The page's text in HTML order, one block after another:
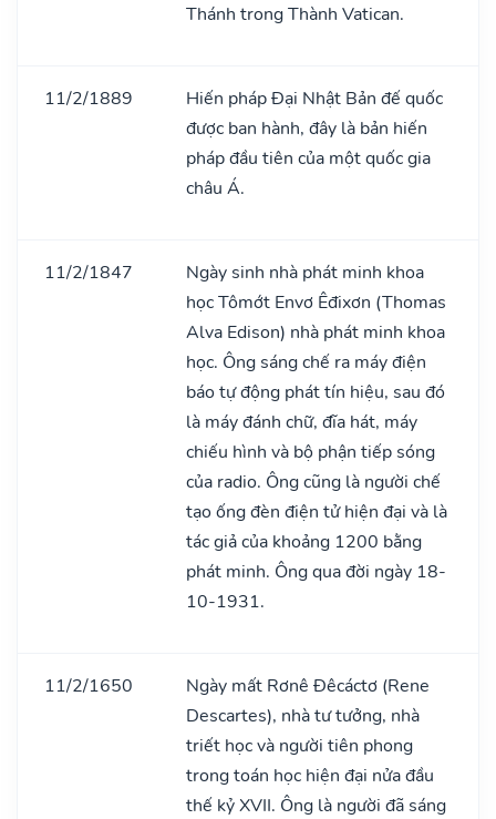
Thánh trong Thành Vatican.
11/2/1889
Hiến pháp Đại Nhật Bản đế quốc
được ban hành, đây là bản hiến
pháp đầu tiên của một quốc gia
châu Á.
11/2/1847
Ngày sinh nhà phát minh khoa
học Tômớt Envơ Êđixơn (Thomas
Alva Edison) nhà phát minh khoa
học. Ông sáng chế ra máy điện
báo tự động phát tín hiệu, sau đó
là máy đánh chữ, đĩa hát, máy
chiếu hình và bộ phận tiếp sóng
của radio. Ông cũng là người chế
tạo ống đèn điện tử hiện đại và là
tác giả của khoảng 1200 bằng
phát minh. Ông qua đời ngày 18-
10-1931.
11/2/1650
Ngày mất Rơnê Đêcáctơ (Rene
Descartes), nhà tư tưởng, nhà
triết học và người tiên phong
trong toán học hiện đại nửa đầu
thế kỷ XVII. Ông là người đã sáng